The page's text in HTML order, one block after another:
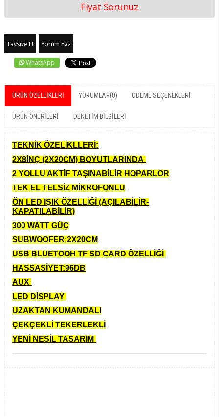
Fiyat Sorunuz
Tavsiye Et Yorum Yaz
WhatsApp
ÜRÜN ÖZELLIKLERI YORUMLAR(0) ÖDEME SEÇENEKLERI
ÜRÜN ÖNERILERI DENETIM BILGILERI
TEKNİK ÖZELİKLLERİ:
2X8İNÇ (2X20CM) BOYUTLARINDA
2 YOLLU AKTİF TAŞINABİLİR HOPARLOR
TEK EL TELSİZ MİKROFONLU
ÖN LED IŞIK ÖZELLİĞİ (AÇILABİLİR-
KAPATILABİLİR)
300 WATT GÜÇ
SUBWOOFER:2X20CM
USB BLUETOOH TF SD CARD ÖZELLİĞİ
HASSASİYET:96DB
AUX
LED DİSPLAY
UZAKTAN KUMANDALI
ÇEKÇEKLİ TEKERLEKLİ
YENİ NESİL TASARIM